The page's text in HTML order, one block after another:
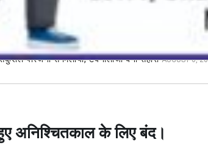
अनिश्चितकाल के लिए बंद।